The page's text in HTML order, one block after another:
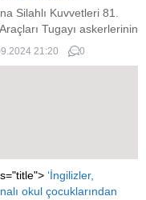
Silahlı Kuvvetleri 81.
Tugayı askerlerinin
Halk Cumhuriyeti’ndeki
mevzilerini terk etmeye
21:20 0
‘İngilizler,
okul çocuklarından